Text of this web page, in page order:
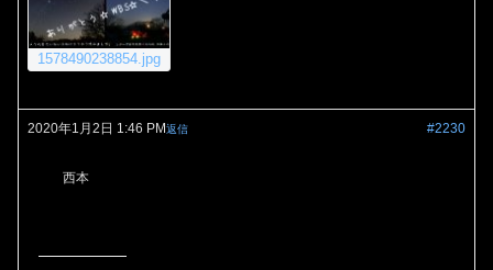
1578490238854.jpg
2020年1月2日 1:46 PM #2230
返信
西本